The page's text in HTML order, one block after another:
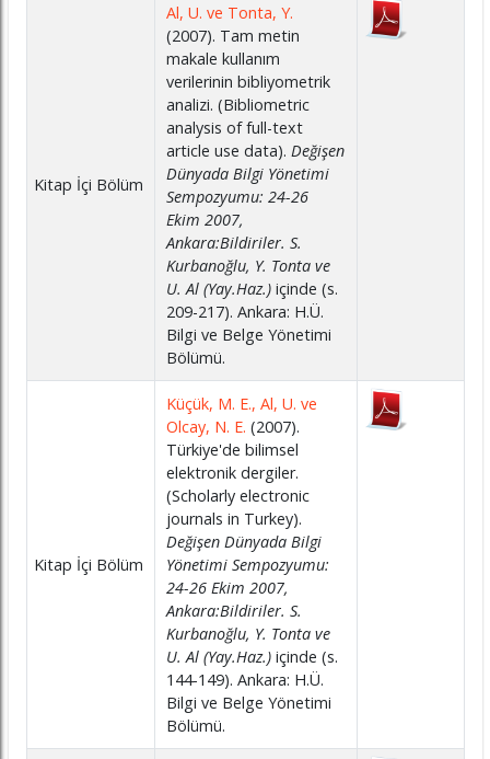
Kitap İçi Bölüm
Al, U. ve Tonta, Y.
(2007). Tam metin
makale kullanım
verilerinin bibliyometrik
analizi. (Bibliometric
analysis of full-text
article use data). Değişen
Dünyada Bilgi Yönetimi
Sempozyumu: 24-26
Ekim 2007,
Ankara:Bildiriler. S.
Kurbanoğlu, Y. Tonta ve
U. Al (Yay.Haz.)içinde (s.
209-217). Ankara: H.Ü.
Bilgi ve Belge Yönetimi
Bölümü.
Kitap İçi Bölüm
Küçük, M. E., Al, U. ve
Olcay, N. E. (2007).
Türkiye'de bilimsel
elektronik dergiler.
(Scholarly electronic
journals in Turkey).
Değişen Dünyada Bilgi
Yönetimi Sempozyumu:
24-26 Ekim 2007,
Ankara:Bildiriler. S.
Kurbanoğlu, Y. Tonta ve
U. Al (Yay.Haz.)içinde (s.
144-149). Ankara: H.Ü.
Bilgi ve Belge Yönetimi
Bölümü.